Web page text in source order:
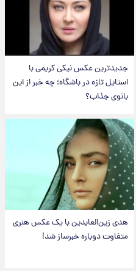
جدیدترین عکس نیکی کریمی با
استایل تازه در باشگاه؛ چه خبر از این
بانوی جذاب؟
هدی زین‌العابدین با یک عکس هنری
متفاوت دوباره خبرساز شد!